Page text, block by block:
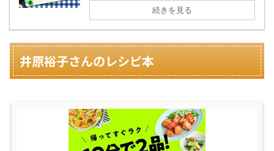
続きを見る
井原裕子さんのレシピ本